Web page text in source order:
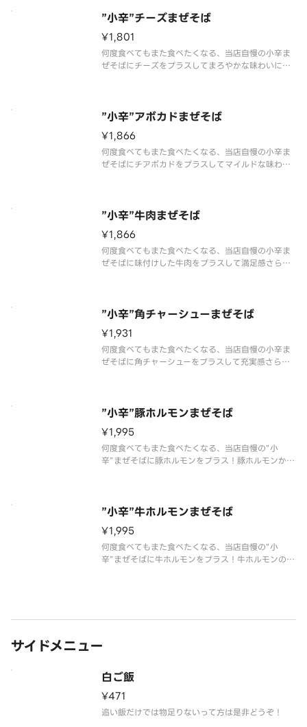
”小辛”チーズまぜそば
¥1,801
何度食べてもまた食べたくなる、当店自慢の小辛ま
ぜそばにチーズをプラスしてまろやかな味わいに！
き】
”小辛”アボカドまぜそば
¥1,866
何度食べてもまた食べたくなる、当店自慢の小辛ま
ぜそばにチアボカドをプラスしてマイルドな味わい
つき】
”小辛”牛肉まぜそば
¥1,866
何度食べてもまた食べたくなる、当店自慢の小辛ま
ぜそばに味付けした牛肉をプラスして満足感さらに
つき】
”小辛”角チャーシューまぜそば
¥1,931
何度食べてもまた食べたくなる、当店自慢の小辛ま
ぜそばに角チャーシューをプラスして充実感さらに
つき】
”小辛”豚ホルモンまぜそば
¥1,995
何度食べてもまた食べたくなる、当店自慢の”小
辛”まぜそばに豚ホルモンをプラス！豚ホルモンから
【味変用のお酢＆ミニサイズの追い
”小辛”牛ホルモンまぜそば
¥1,995
何度食べてもまた食べたくなる、当店自慢の”小
辛”まぜそばに牛ホルモンをプラス！牛ホルモンの濃
サイドメニュー
白ご飯
¥471
追い飯だけでは物足りないって方は是非どうぞ！